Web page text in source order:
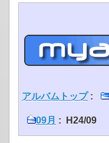
アルバムトップ:
09月 : H24/09